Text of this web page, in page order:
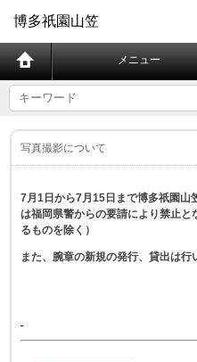
博多祇園山笠
メニュー
写真撮影について
7月1日から7月15日まで博多祇園
は福岡県警からの要請により禁止
るものを除く）
また、腕章の新規の発行、貸出は行